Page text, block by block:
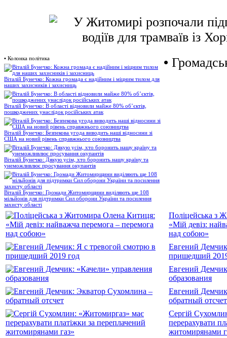
• Колонка політика
Віталій Бунечко: Кожна громада є надійним і міцним тилом для
наших захисників і захисниць
Віталій Бунечко: В області відновили майже 80% об’єктів,
пошкоджених унаслідок російських атак
Віталій Бунечко: Безпекова угода виводить наші відносини зі
США на новий рівень справжнього союзництва
Віталій Бунечко: Дякую усім, хто боронить нашу країну та
унеможливлює просування окупантів
Віталій Бунечко: Громади Житомирщини виділяють ще 108
мільйонів для підтримки Сил оборони України та посилення
захисту області
•
Поліцейська з
«Мій девіз:
над собою»
Евгений
пришедший
Евгений
образования
Евгений
обратный отсчет
Сергій
перерахувати
житомирянами